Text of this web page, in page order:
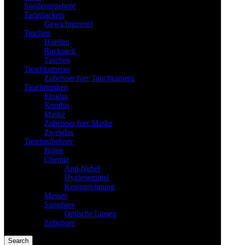
Sonderangebote
Tarierjackets
Gewichtguertel
Taschen
Huellen
Rucksack
Taschen
Tauchkameras
Zubehoer fuer Tauchkamera
Tauchmasken
Einglas
Kombis
Maske
Zubehoer fuer Maske
Zweiglas
Tauchzubehoer
Bojen
Chemie
Anti-Nebel
Hygienemittel
Kennzeichnung
Messer
Sonstiges
Optische Linsen
Zubehoer
Search